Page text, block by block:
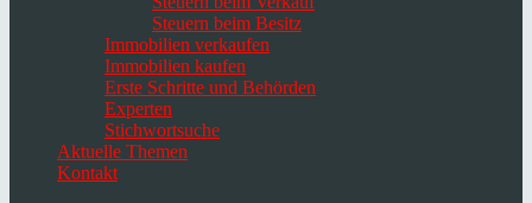
Steuern beim Besitz
Immobilien verkaufen
Immobilien kaufen
Erste Schritte und Behörden
Experten
Stichwortsuche
Aktuelle Themen
Kontakt